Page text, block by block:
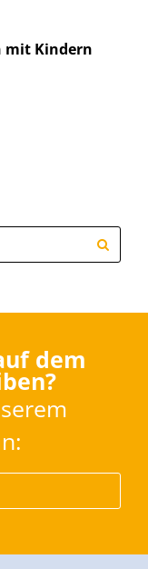
mit Kindern
dem